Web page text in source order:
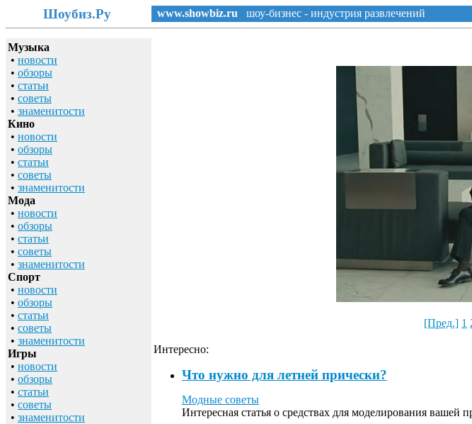
Шоубиз.Ру www.showbiz.ru шоу-бизнес - индустрия развлечений
Музыка
• новости
• обзоры
• статьи
• советы
• знаменитости
Кино
• новости
• обзоры
• статьи
• советы
• знаменитости
Мода
• новости
• обзоры
• статьи
• советы
• знаменитости
Спорт
• новости
• обзоры
• статьи
• советы
• знаменитости
Игры
• новости
• обзоры
• статьи
• советы
• знаменитости
[Пред.] 1
Интересно:
Что нужно для летней прически?
Модные советы
Интересная статья о средствах для моделирования вашей